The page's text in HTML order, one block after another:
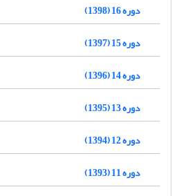
دوره 16 (1398)
دوره 15 (1397)
دوره 14 (1396)
دوره 13 (1395)
دوره 12 (1394)
دوره 11 (1393)